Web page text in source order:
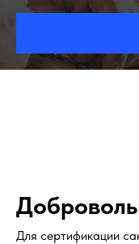
Для сертификации